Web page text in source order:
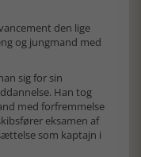
den lige
og jungmand med
sig for sin
Han tog
med forfremmelse
eksamen af
som kaptajn i